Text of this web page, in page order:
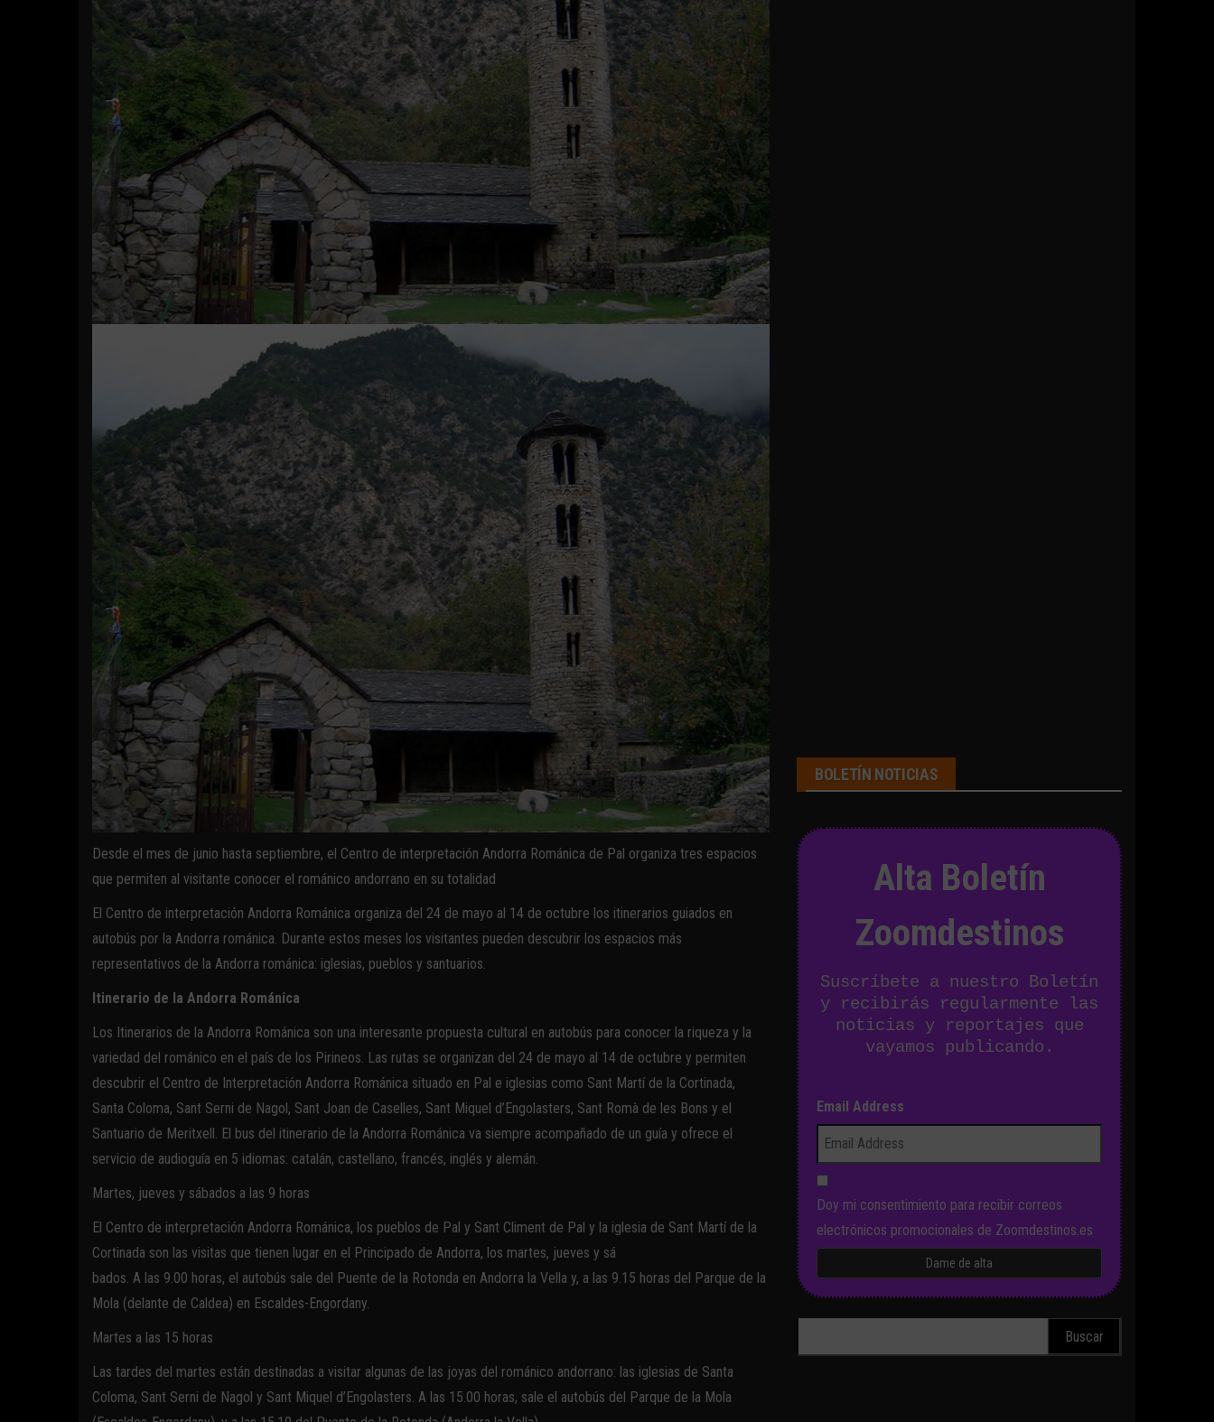
Desde el mes de junio hasta septiembre, el Centro de interpretación Andorra Románica de Pal organiza tres espacios
que permiten al visitante conocer el románico andorrano en su totalidad
El Centro de interpretación Andorra Románica organiza del 24 de mayo al 14 de octubre los itinerarios guiados en
autobús por la Andorra románica. Durante estos meses los visitantes pueden descubrir los espacios más
representativos de la Andorra románica: iglesias, pueblos y santuarios.
Itinerario de la Andorra Románica
Los Itinerarios de la Andorra Románica son una interesante propuesta cultural en autobús para conocer la riqueza y la
variedad del románico en el país de los Pirineos. Las rutas se organizan del 24 de mayo al 14 de octubre y permiten
descubrir el Centro de Interpretación Andorra Románica situado en Pal e iglesias como Sant Martí de la Cortinada,
Santa Coloma, Sant Serni de Nagol, Sant Joan de Caselles, Sant Miquel d’Engolasters, Sant Romà de les Bons y el
Santuario de Meritxell. El bus del itinerario de la Andorra Románica va siempre acompañado de un guía y ofrece el
servicio de audioguía en 5 idiomas: catalán, castellano, francés, inglés y alemán.
Martes, jueves y sábados a las 9 horas
El Centro de interpretación Andorra Románica, los pueblos de Pal y Sant Climent de Pal y la iglesia de Sant Martí de la
Cortinada son las visitas que tienen lugar en el Principado de Andorra, los martes, jueves y sá
bados. A las 9.00 horas, el autobús sale del Puente de la Rotonda en Andorra la Vella y, a las 9.15 horas del Parque de la
Mola (delante de Caldea) en Escaldes-Engordany.
Martes a las 15 horas
Las tardes del martes están destinadas a visitar algunas de las joyas del románico andorrano: las iglesias de Santa
Coloma, Sant Serni de Nagol y Sant Miquel d’Engolasters. A las 15.00 horas, sale el autobús del Parque de la Mola
BOLETÍN NOTICIAS
Alta Boletín
Zoomdestinos
Suscríbete a nuestro Boletín
y recibirás regularmente las
noticias y reportajes que
vayamos publicando.
Email Address
Doy mi consentimiento para recibir correos
electrónicos promocionales de Zoomdestinos.es